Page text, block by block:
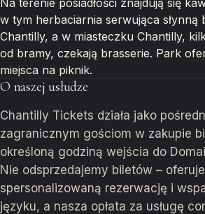
Na terenie posiadłości znajdują się
w tym herbaciarnia serwująca słynną
Chantilly, a w miasteczku Chantilly,
od bramy, czekają brasserie. Park
miejsca na piknik.
O naszej usłudze
Chantilly Tickets działa jako
zagranicznym gościom w zakupie
określoną godziną wejścia do
Nie odsprzedajemy biletów –
spersonalizowaną rezerwację i
języku, a nasza opłata za usługę